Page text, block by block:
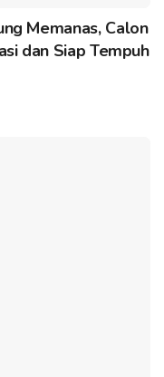
Memanas, Calon
dan Siap Tempuh